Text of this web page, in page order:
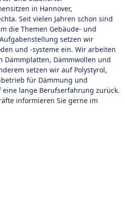
in Hannover,
Seit vielen Jahren schon sind
die Themen Gebäude- und
setzen wir
und -systeme ein. Wir arbeiten
Dämmplatten, Dämmwollen und
setzen wir auf Polystyrol,
für Dämmung und
lange Berufserfahrung zurück.
informieren Sie gerne im